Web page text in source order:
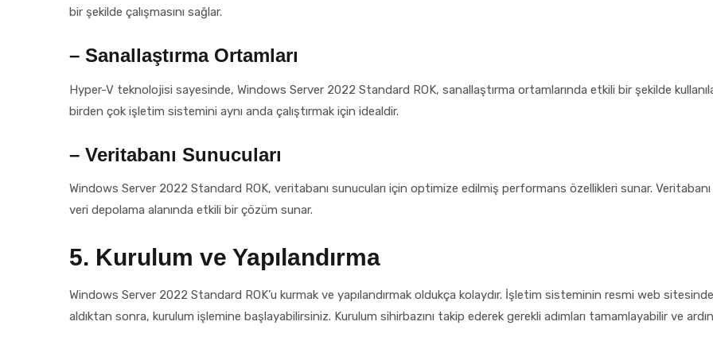
bir şekilde çalışmasını sağlar.
– Sanallaştırma Ortamları
Hyper-V teknolojisi sayesinde, Windows Server 2022 Standard ROK, sanallaştırma ortamlarında etkili bir şekilde
birden çok işletim sistemini aynı anda çalıştırmak için idealdir.
– Veritabanı Sunucuları
Windows Server 2022 Standard ROK, veritabanı sunucuları için optimize edilmiş performans özellikleri sunar. Veritabanı
veri depolama alanında etkili bir çözüm sunar.
5. Kurulum ve Yapılandırma
Windows Server 2022 Standard ROK’u kurmak ve yapılandırmak oldukça kolaydır. İşletim sisteminin resmi web
aldıktan sonra, kurulum işlemine başlayabilirsiniz. Kurulum sihirbazını takip ederek gerekli adımları tamamlayabilir ve